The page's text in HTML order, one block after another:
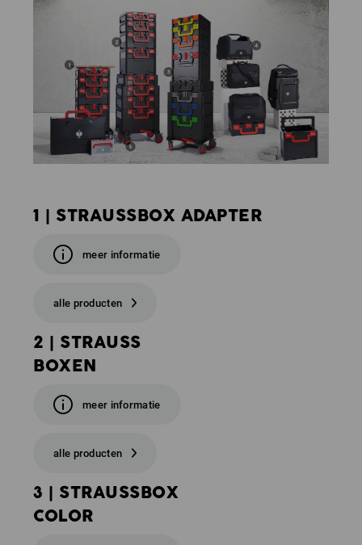
1 | STRAUSSBOX ADAPTER
meer informatie
alle producten
2 | STRAUSS
BOXEN
meer informatie
alle producten
3 | STRAUSSBOX
COLOR